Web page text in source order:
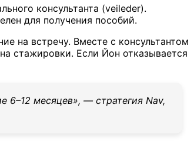
консультанта (veileder).
для получения пособий.
на встречу. Вместе с консультантом
стажировки. Если Йон отказывается
6–12 месяцев», — стратегия Nav,